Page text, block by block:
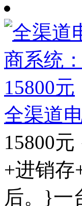
全渠道
15800
+进销存
后。}一